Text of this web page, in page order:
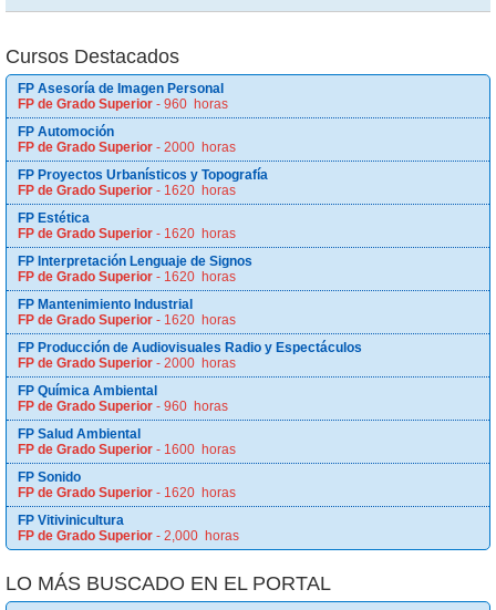
Cursos Destacados
FP Asesoría de Imagen Personal
FP de Grado Superior - 960 horas
FP Automoción
FP de Grado Superior - 2000 horas
FP Proyectos Urbanísticos y Topografía
FP de Grado Superior - 1620 horas
FP Estética
FP de Grado Superior - 1620 horas
FP Interpretación Lenguaje de Signos
FP de Grado Superior - 1620 horas
FP Mantenimiento Industrial
FP de Grado Superior - 1620 horas
FP Producción de Audiovisuales Radio y Espectáculos
FP de Grado Superior - 2000 horas
FP Química Ambiental
FP de Grado Superior - 960 horas
FP Salud Ambiental
FP de Grado Superior - 1600 horas
FP Sonido
FP de Grado Superior - 1620 horas
FP Vitivinicultura
FP de Grado Superior - 2,000 horas
LO MÁS BUSCADO EN EL PORTAL